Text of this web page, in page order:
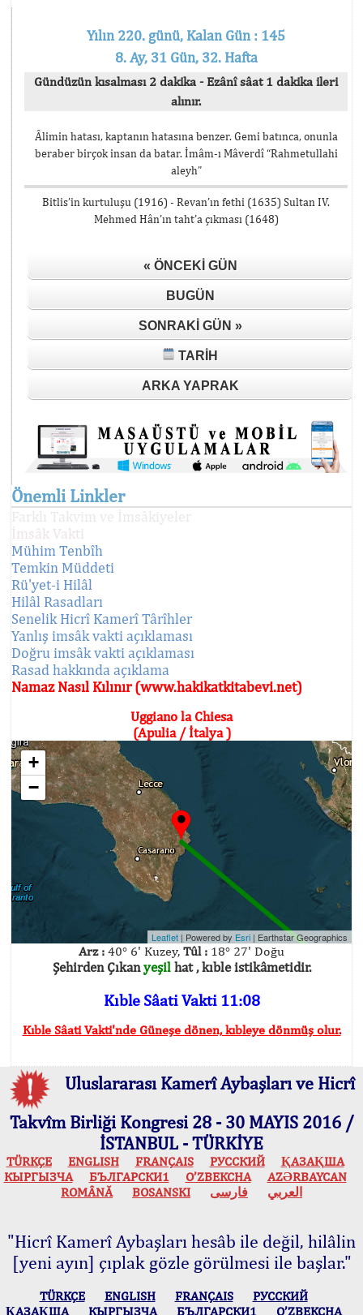
Yılın 220. günü, Kalan Gün : 145
8. Ay, 31 Gün, 32. Hafta
Gündüzün kısalması 2 dakika - Ezânî sâat 1 dakika ileri
alınır.
Âlimin hatası, kaptanın hatasına benzer. Gemi batınca, onunla
beraber birçok insan da batar. İmâm-ı Mâverdî “Rahmetullahi
aleyh”
Bitlis’in kurtuluşu (1916) - Revan’ın fethi (1635) Sultan IV.
Mehmed Hân’ın taht’a çıkması (1648)
« ÖNCEKI GÜN
BUGÜN
SONRAKI GÜN »
TARIH
ARKA YAPRAK
Önemli Linkler
İmsâk Vakti
Mühim Tenbîh
Temkin Müddeti
Rü'yet-i Hilâl
Hilâl Rasadları
Senelik Hicrî Kamerî Târîhler
Yanlış imsâk vakti açıklaması
Doğru imsâk vakti açıklaması
Rasad hakkında açıklama
Namaz Nasıl Kılınır (www.hakikatkitabevi.net)
Uggiano la Chiesa
(Apulia / İtalya )
+
−
Leaflet | Powered by Esri | Earthstar Geographics
Arz : 40° 6' Kuzey, Tûl : 18° 27' Doğu
Şehirden Çıkanyeşilhat , kıble istikâmetidir.
Kıble Sâati Vakti 11:08
Kıble Sâati Vakti'nde Güneşe dönen, kıbleye dönmüş olur.
Uluslararası Kamerî Aybaşları ve Hicrî
Takvîm Birliği Kongresi 28 - 30 MAYIS 2016 /
İSTANBUL - TÜRKİYE
TÜRKÇE ENGLISH FRANÇAIS РУССКИЙ
ҚАЗАҚША
КЫPГЫЗЧA
БЪЛГАРСКИ1 O’ZBEKCHA
AZӘRBAYCAN
ROMÂNĂ
BOSANSKI العربي فارسی
"Hicrî Kamerî Aybaşları hesâb ile değil, hilâlin
[yeni ayın] çıplak gözle görülmesi ile başlar."
TÜRKÇE ENGLISH FRANÇAIS
РУССКИЙ
ҚАЗАҚША
КЫPГЫЗЧA БЪЛГАРСКИ1 O’ZBEKCHA